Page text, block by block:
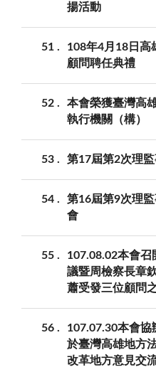
揚活動
51
108年4月18日高
顧問聘任典禮
52
本會榮獲臺灣高
執行機關（構）
53 第17屆第2次理
54
第16屆第9次理
會
55
107.08.02本會
議暨周檢察長章
蕭受發三位顧問
56
107.07.30本會協
於臺灣高雄地方
改革地方意見交